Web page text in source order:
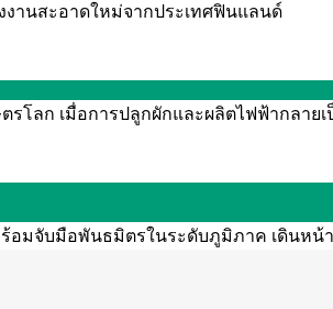
งานสะอาดใหม่จากประเทศฟินแลนด์
รโลก เมื่อการปลูกผักและผลิตไฟฟ้ากลายเ
อมจับมือพันธมิตรในระดับภูมิภาค เดินห